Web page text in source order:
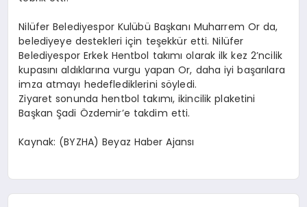
Nilüfer Belediyespor Kulübü Başkanı Muharrem Or da,
belediyeye destekleri için teşekkür etti. Nilüfer
Belediyespor Erkek Hentbol takımı olarak ilk kez 2’ncilik
kupasını aldıklarına vurgu yapan Or, daha iyi başarılara
imza atmayı hedeflediklerini söyledi.
Ziyaret sonunda hentbol takımı, ikincilik plaketini
Başkan Şadi Özdemir’e takdim etti.
Kaynak: (BYZHA) Beyaz Haber Ajansı